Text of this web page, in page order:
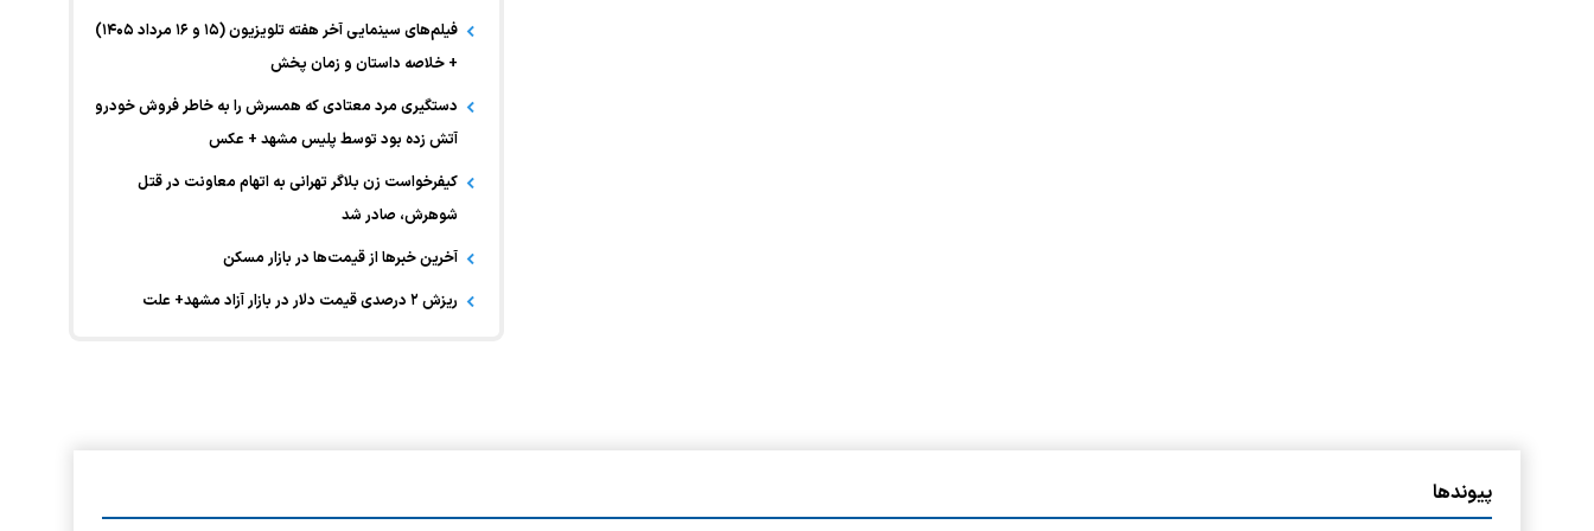
فیلم‌های سینمایی آخر هفته تلویزیون (۱۵ و ۱۶ مرداد ۱۴۰۵)
+ خلاصه داستان و زمان پخش
دستگیری مرد معتادی که همسرش را به خاطر فروش خودرو
آتش زده بود توسط پلیس مشهد + عکس
کیفرخواست زن بلاگر تهرانی به اتهام معاونت در قتل
شوهرش، صادر شد
آخرین خبر‌ها از قیمت‌ها در بازار مسکن
ریزش ۲ درصدی قیمت دلار در بازار آزاد مشهد+ علت
پیوندها